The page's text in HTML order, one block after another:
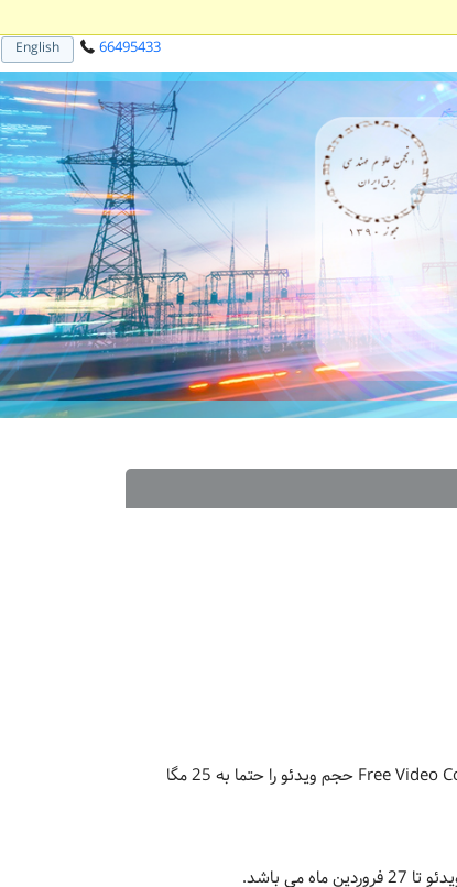
English 66495433
پس از تهیه ویدئو درصورتیکه حجم آن بالاتر از 25 مگا بایت باشد، لازم است با استفاده از نرم افزارهای کاهش حجم، مانند Free Video Compressor حجم ویدئو را حتما به 25 مگا
باشد.